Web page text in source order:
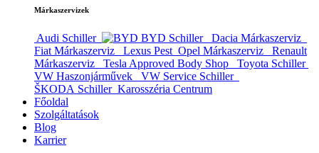
Márkaszervizek
Audi Schiller BYD Schiller
Dacia Márkaszerviz
Fiat Márkaszerviz
Lexus Pest Opel Márkaszerviz
Renault
Márkaszerviz
Tesla Approved Body Shop
Toyota Schiller
VW Haszonjárművek
VW Service Schiller
ŠKODA Schiller Karosszéria Centrum
Főoldal
Szolgáltatások
Blog
Karrier